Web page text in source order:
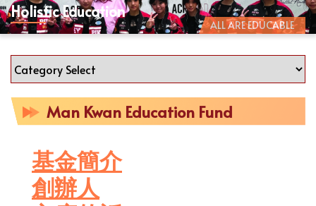
ALL ARE EDUCABLE
Holistic Education
Man Kwan Education Fund
基金簡介
創辦人